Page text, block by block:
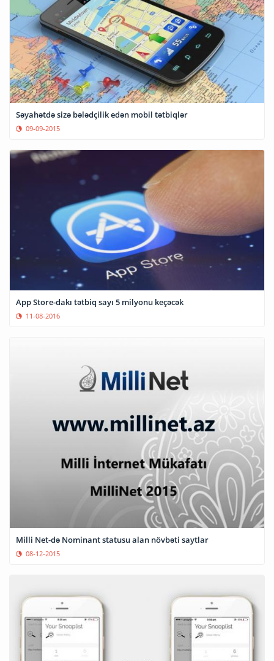
Səyahətdə sizə bələdçilik edən mobil tətbiqlər
09-09-2015
App Store-dakı tətbiq sayı 5 milyonu keçəcək
11-08-2016
Milli Net-də Nominant statusu alan növbəti saytlar
08-12-2015